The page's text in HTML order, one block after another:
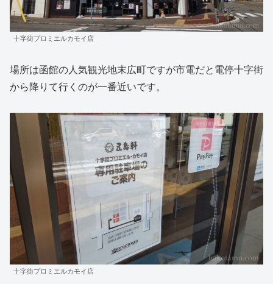
十字街プロミエルカモイ店
場所は函館の人気観光地末広町ですが市電だと電停十字街
から降りて行くのが一番近いです。
十字街プロミエルカモイ店